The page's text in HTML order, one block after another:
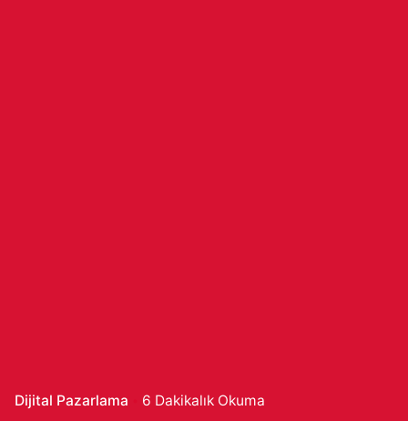
Dijital Pazarlama 6 Dakikalık Okuma